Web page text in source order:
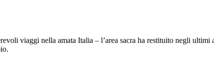
viaggi nella amata Italia – l’area sacra ha restituito negli ultimi